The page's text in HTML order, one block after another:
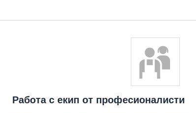
Работа с екип от професионалисти